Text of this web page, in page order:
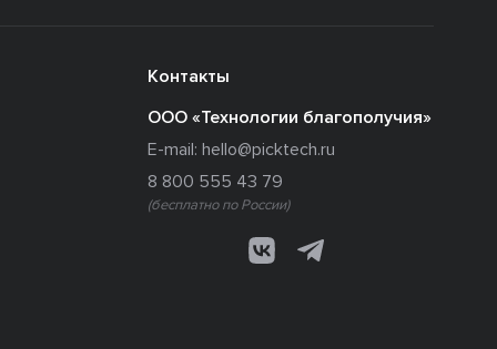
Контакты
ООО «Технологии благополучия»
E-mail: hello@picktech.ru
8 800 555 43 79
(бесплатно по России)